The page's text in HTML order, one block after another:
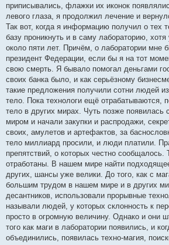
приписывались, флажки их иконок
левого глаза, я продолжил лечение и
Так вот, когда я информацию получил о тех
базу проникнуть и в саму лабораторию,
около пяти лет. Причём, о лаборатории мне
президент Федерации, если бы я на тот
свою смерть. Я бывало помогал деньгами
своих банка было, и как серьёзному
такие предложения получили сотни людей
тело. Пока технологи ещё отрабатываются,
тело в других мирах. Чуть позже появилась
миром и начали закупки и распродажи,
своих, амулетов и артефактов, за
тело миллиард просили, и люди платили.
препятствий, о которых честно сообщалось.
отработаны. В нашем мире найти
других, шансы уже велики. До того, как с
большим трудом в нашем мире и в других
десантников, использовали прорывные
называли людей, у которых склонность к
просто в огромную величину. Однако и они
того как маги в лаборатории появились, и
объединились, появилась техно-магия,